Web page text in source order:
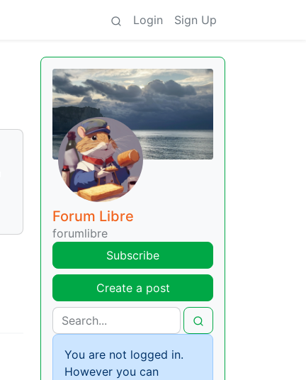
Login Sign Up
Forum Libre
forumlibre
Subscribe
Create a post
You are not logged in.
However you can